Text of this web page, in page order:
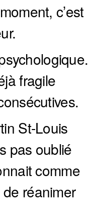
c’est
fragile
St-Louis
pas oublié
comme
réanimer